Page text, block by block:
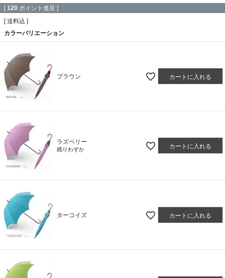
[ 120 ポイント進呈 ]
送料込
カラーバリエーション
ブラウン カートに入れる
ラズベリー
残りわずか カートに入れる
ターコイズ カートに入れる